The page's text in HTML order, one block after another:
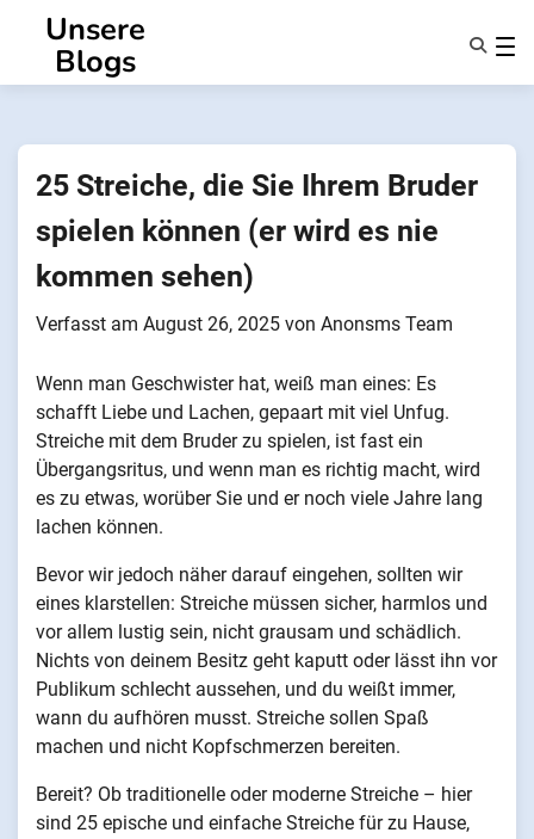
springen
Unsere
Blogs
Über Uns
25 Streiche, die Sie Ihrem Bruder
spielen können (er wird es nie
kommen sehen)
Verfasst am August 26, 2025 von Anonsms Team
Wenn man Geschwister hat, weiß man eines: Es
schafft Liebe und Lachen, gepaart mit viel Unfug.
Streiche mit dem Bruder zu spielen, ist fast ein
Übergangsritus, und wenn man es richtig macht, wird
es zu etwas, worüber Sie und er noch viele Jahre lang
lachen können.
Bevor wir jedoch näher darauf eingehen, sollten wir
eines klarstellen: Streiche müssen sicher, harmlos und
vor allem lustig sein, nicht grausam und schädlich.
Nichts von deinem Besitz geht kaputt oder lässt ihn vor
Publikum schlecht aussehen, und du weißt immer,
wann du aufhören musst. Streiche sollen Spaß
machen und nicht Kopfschmerzen bereiten.
Bereit? Ob traditionelle oder moderne Streiche – hier
sind 25 epische und einfache Streiche für zu Hause,